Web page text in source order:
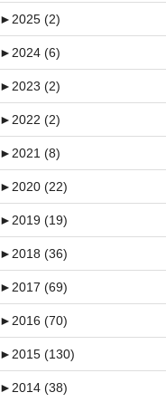
►2025 (2)
►2024 (6)
►2023 (2)
►2022 (2)
►2021 (8)
►2020 (22)
►2019 (19)
►2018 (36)
►2017 (69)
►2016 (70)
►2015 (130)
►2014 (38)